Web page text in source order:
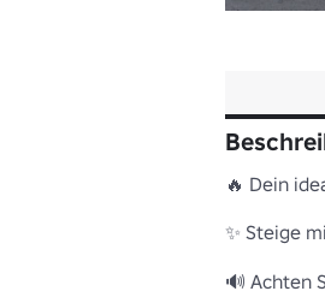
🔥 Dein
✨ Steige
🔊 Achten